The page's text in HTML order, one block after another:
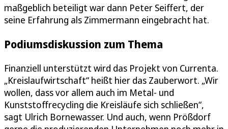
maßgeblich beteiligt war dann Peter Seiffert, der
seine Erfahrung als Zimmermann eingebracht hat.
Podiumsdiskussion zum Thema
Finanziell unterstützt wird das Projekt von Currenta.
„Kreislaufwirtschaft“ heißt hier das Zauberwort. „Wir
wollen, dass vor allem auch im Metal- und
Kunststoffrecycling die Kreisläufe sich schließen“,
sagt Ulrich Bornewasser. Und auch, wenn Prößdorf